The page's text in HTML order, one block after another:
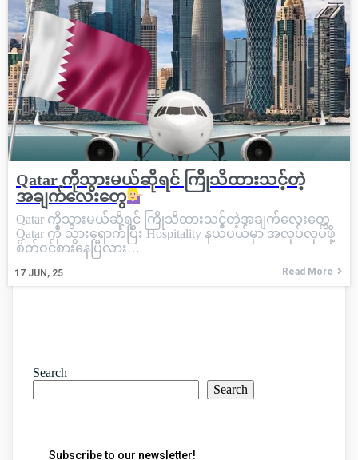
Qatar ကိုသွားမယ်ဆိုရင် ကြိုသိထားသင့်တဲ့
အချက်လေးတွေ
17 JUN, 25
Qatar ကိုသွားမယ်ဆိုရင် ကြိုသိထားသင့်တဲ့အချက်လေးတွေ
Qatar ကို သွားရောက်ပြီး Hospitality နယ်ပယ်မှာ အလုပ်လုပ်ဖို့
စိတ်ဝင်စားနေပြီလား…
Read More
Search
Search
Subscribe to our newsletter!